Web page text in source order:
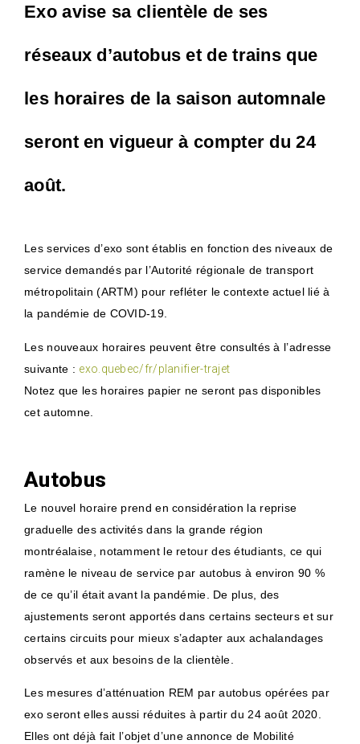
Exo avise sa clientèle de ses
réseaux d’autobus et de trains que
les horaires de la saison automnale
seront en vigueur à compter du 24
août.
Les services d’exo sont établis en fonction des niveaux de
service demandés par l’Autorité régionale de transport
métropolitain (ARTM) pour refléter le contexte actuel lié à
la pandémie de COVID-19.
Les nouveaux horaires peuvent être consultés à l’adresse
suivante : exo.quebec/fr/planifier-trajet
Notez que les horaires papier ne seront pas disponibles
cet automne.
Autobus
Le nouvel horaire prend en considération la reprise
graduelle des activités dans la grande région
montréalaise, notamment le retour des étudiants, ce qui
ramène le niveau de service par autobus à environ 90 %
de ce qu’il était avant la pandémie. De plus, des
ajustements seront apportés dans certains secteurs et sur
certains circuits pour mieux s’adapter aux achalandages
observés et aux besoins de la clientèle.
Les mesures d’atténuation REM par autobus opérées par
exo seront elles aussi réduites à partir du 24 août 2020.
Elles ont déjà fait l’objet d’une annonce de Mobilité